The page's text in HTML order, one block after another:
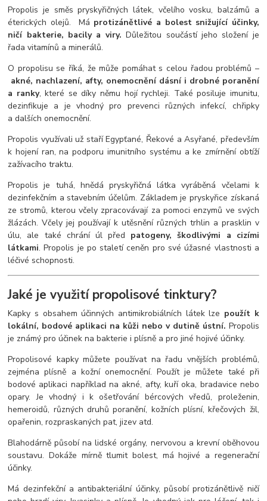
Propolis je směs pryskyřičných látek, včelího vosku, balzámů a
éterických olejů. Má protizánětlivé a bolest snižující účinky,
ničí bakterie, bacily a viry.Důležitou součástí jeho složení je
řada vitamínů a minerálů.
O propolisu se říká, že může pomáhat s celou řadou problémů –
akné, nachlazení, afty, onemocnění dásní i drobné poranění
a ranky, které se díky němu hojí rychleji. Také posiluje imunitu,
dezinfikuje a je vhodný pro prevenci různých infekcí, chřipky
a dalších onemocnění.
Propolis využívali už staří Egypťané, Řekové a Asyřané, především
k hojení ran, na podporu imunitního systému a ke zmírnění obtíží
zažívacího traktu.
Propolis je tuhá, hnědá pryskyřičná látka vyráběná včelami k
dezinfekčním a stavebním účelům. Základem je pryskyřice získaná
ze stromů, kterou včely zpracovávají za pomoci enzymů ve svých
žlázách. Včely jej používají k utěsnění různých trhlin a prasklin v
úlu, ale také chrání úl před patogeny, škodlivými a cizími
látkami. Propolis je po staletí ceněn pro své úžasné vlastnosti a
léčivé schopnosti.
Jaké je využití propolisové tinktury?
Kapky s obsahem účinných antimikrobiálních látek lze použít k
lokální, bodové aplikaci na kůži nebo v dutině ústní. Propolis
je známý pro účinek na bakterie i plísně a pro jiné hojivé účinky.
Propolisové kapky můžete používat na řadu vnějších problémů,
zejména plísně a kožní onemocnění. Použít je můžete také při
bodové aplikaci například na akné, afty, kuří oka, bradavice nebo
opary. Je vhodný i k ošetřování bércových vředů, proleženin,
hemeroidů, různých druhů poranění, kožních plísní, křečových žil,
opařenin, rozpraskaných pat, jizev atd.
Blahodárně působí na lidské orgány, nervovou a krevní oběhovou
soustavu. Dokáže mírně tlumit bolest, má hojivé a regenerační
účinky.
Má dezinfekční a antibakteriální účinky, působí protizánětlivě ničí